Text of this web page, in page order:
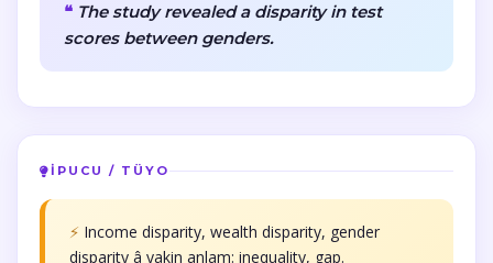
The study revealed a disparity in test
scores between genders.
İPUCU / TÜYO
⚡ Income disparity, wealth disparity, gender
disparity â yakin anlam: inequality, gap.